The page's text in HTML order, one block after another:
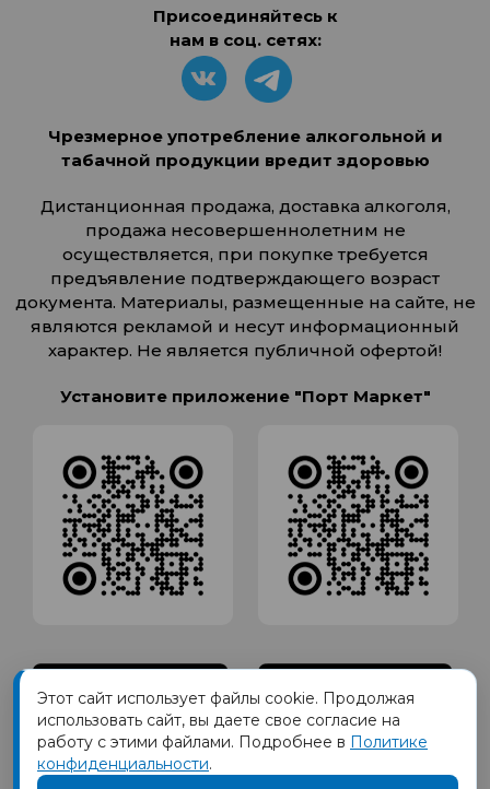
Присоединяйтесь к
нам в соц. сетях:
Чрезмерное употребление алкогольной и
табачной продукции вредит здоровью
Дистанционная продажа, доставка алкоголя,
продажа несовершеннолетним не
осуществляется, при покупке требуется
предъявление подтверждающего возраст
документа. Материалы, размещенные на сайте, не
являются рекламой и несут информационный
характер. Не является публичной офертой!
Установите приложение "Порт Маркет"
Товарный знак ПОРТ принадлежит Обществу с Ограниченной
ответственностью СИГМАТОРГ, ОГРН 1191690035570, ИНН 1655417189
Этот сайт использует файлы cookie. Продолжая
использовать сайт, вы даете свое согласие на
работу с этими файлами. Подробнее в Политике
конфиденциальности.